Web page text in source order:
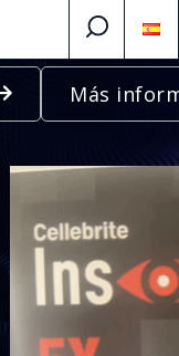
Más